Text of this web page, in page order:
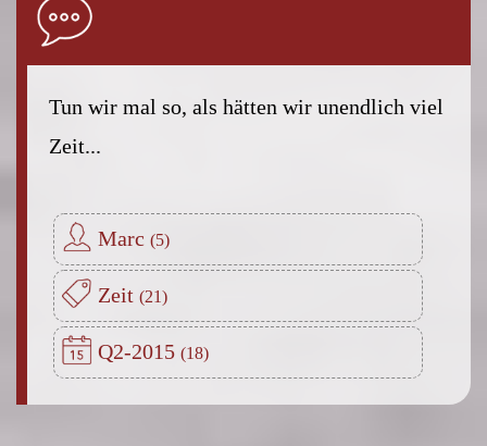
Tun wir mal so, als hätten wir unendlich viel
Zeit...
Marc
Zeit
Q2-2015